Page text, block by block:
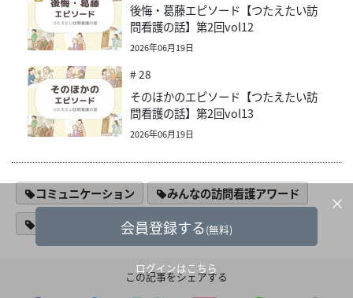
後悔・葛藤エピソード【つたえたい訪
問看護の話】第2回vol12
2026年06月19日
# 28
そのほかのエピソード【つたえたい訪
問看護の話】第2回vol13
2026年06月19日
コミュニケーション
みんなの訪問看護アワード
認知症看護
この記事をシェアする
×
会員登録する(無料)
ログインはこちら